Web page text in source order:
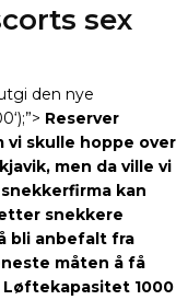
sex
den nye
Reserver
vi skulle hoppe over
men da ville vi
kan
snekkere
bli anbefalt fra
måten å få
Løftekapasitet 1000